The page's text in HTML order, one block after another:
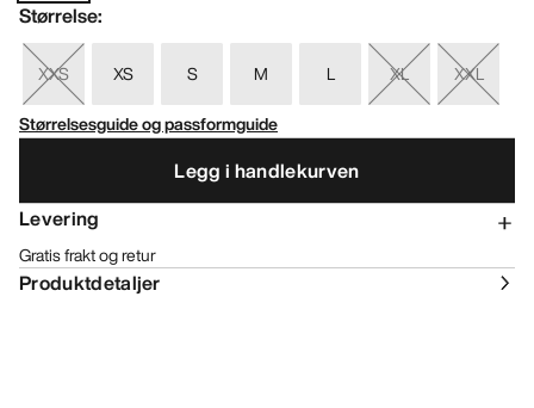
Størrelse:
XXS XS S M L XL
XXL
Størrelsesguide og passformguide
Legg i handlekurven
Levering
Gratis frakt og retur
Produktdetaljer